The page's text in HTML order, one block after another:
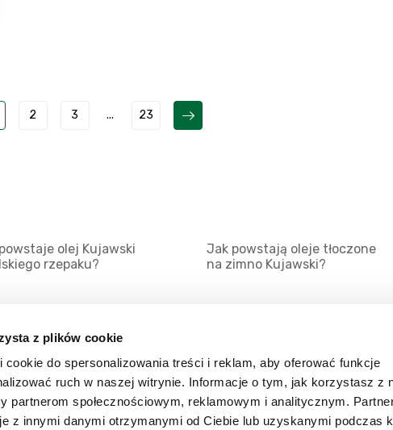
z plików cookie
do spersonalizowania treści i reklam, aby oferować funkcje
ruch w naszej witrynie. Informacje o tym, jak korzystasz z
partnerom społecznościowym, reklamowym i analitycznym.
z innymi danymi otrzymanymi od Ciebie lub uzyskanymi podczas
2 3 ... 23
olej Kujawski
rzepaku?
Jak powstają oleje tłoczone
na zimno Kujawski?
Mapa serwisu
Kanały RSS